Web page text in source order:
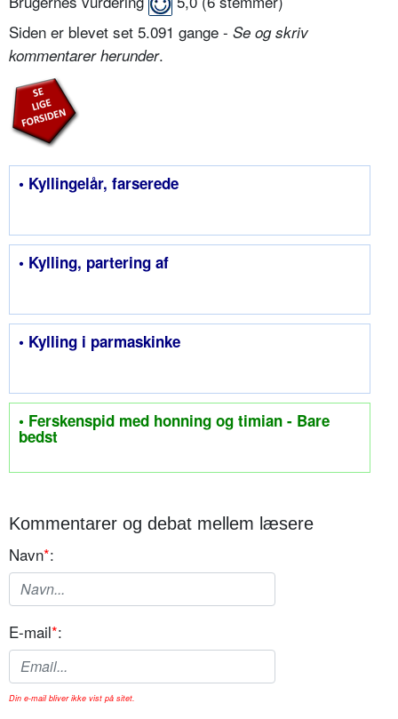
Siden er blevet set 5.091 gange - Se og skriv
kommentarer herunder.
• Kyllingelår, farserede
• Kylling, partering af
• Kylling i parmaskinke
• Ferskenspid med honning og timian - Bare
bedst
Kommentarer og debat mellem læsere
Navn*:
E-mail*:
Din e-mail bliver ikke vist på sitet.